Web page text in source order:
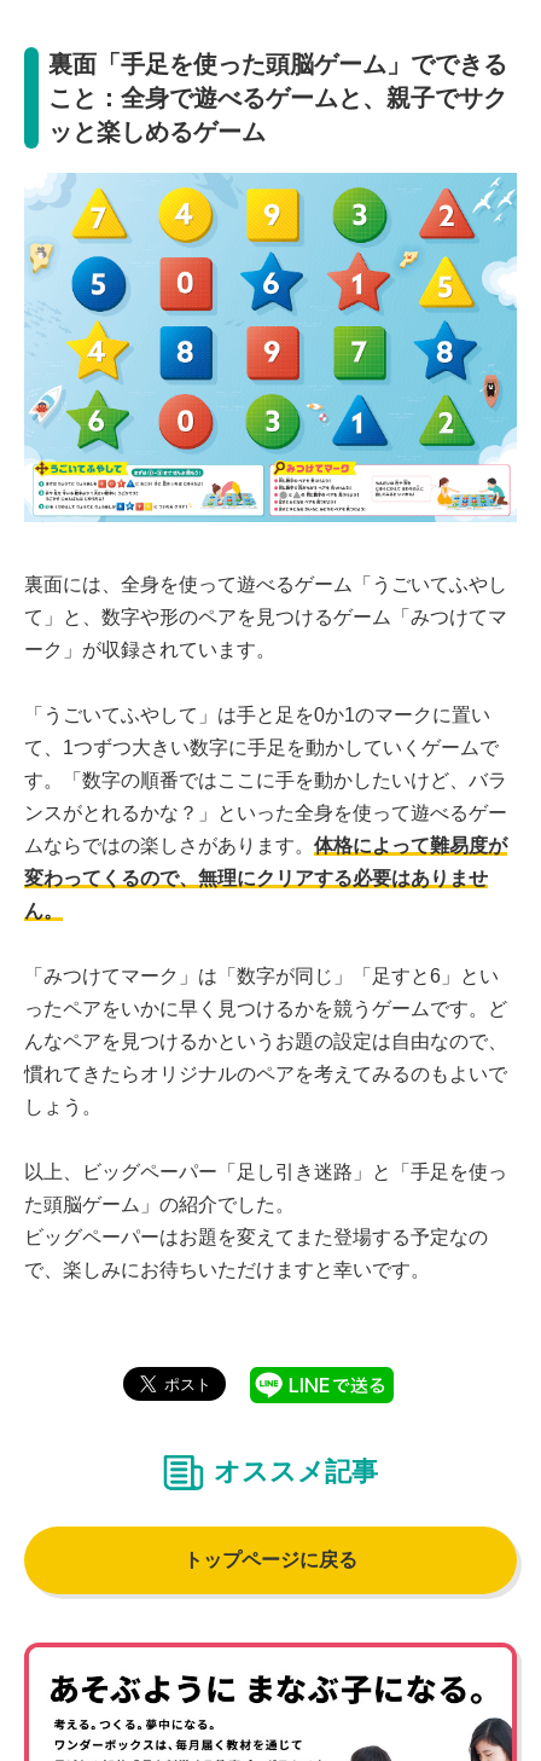
裏面「手足を使った頭脳ゲーム」でできる
こと：全身で遊べるゲームと、親子でサク
ッと楽しめるゲーム
裏面には、全身を使って遊べるゲーム「うごいてふやし
て」と、数字や形のペアを見つけるゲーム「みつけてマ
ーク」が収録されています。
「うごいてふやして」は手と足を0か1のマークに置い
て、1つずつ大きい数字に手足を動かしていくゲームで
す。「数字の順番ではここに手を動かしたいけど、バラ
ンスがとれるかな？」といった全身を使って遊べるゲー
ムならではの楽しさがあります。 体格によって難易度が
変わってくるので、無理にクリアする必要はありませ
ん。
「みつけてマーク」は「数字が同じ」「足すと6」とい
ったペアをいかに早く見つけるかを競うゲームです。ど
んなペアを見つけるかというお題の設定は自由なので、
慣れてきたらオリジナルのペアを考えてみるのもよいで
しょう。
以上、ビッグペーパー「足し引き迷路」と「手足を使っ
た頭脳ゲーム」の紹介でした。
ビッグペーパーはお題を変えてまた登場する予定なの
で、楽しみにお待ちいただけますと幸いです。
オススメ記事
トップページに戻る